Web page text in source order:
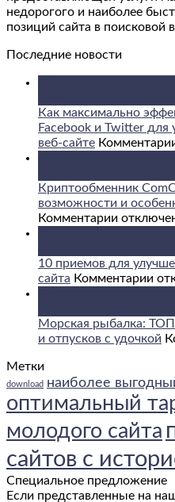
недорогого и наиболее
позиций сайта в поисковой
Последние новости
Как максимально
Facebook и Twitter для
веб-сайте
Криптообменник
возможности и
Комментарии к
ComCash:
работы
10 приемов для
сайта Комментарии к
для
Морская рыбалка:
и отпусков с удочкой
Метки
download наиболее
оптимальный
молодого сайта
сайтов с
Специальное предложение
Если представленные на